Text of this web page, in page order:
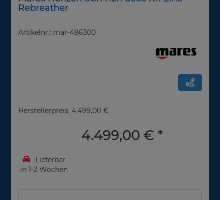
Rebreather
Artikelnr.: mar-486300
Herstellerpreis: 4.499,00 €
4.499,00 € *
Lieferbar
in 1-2 Wochen